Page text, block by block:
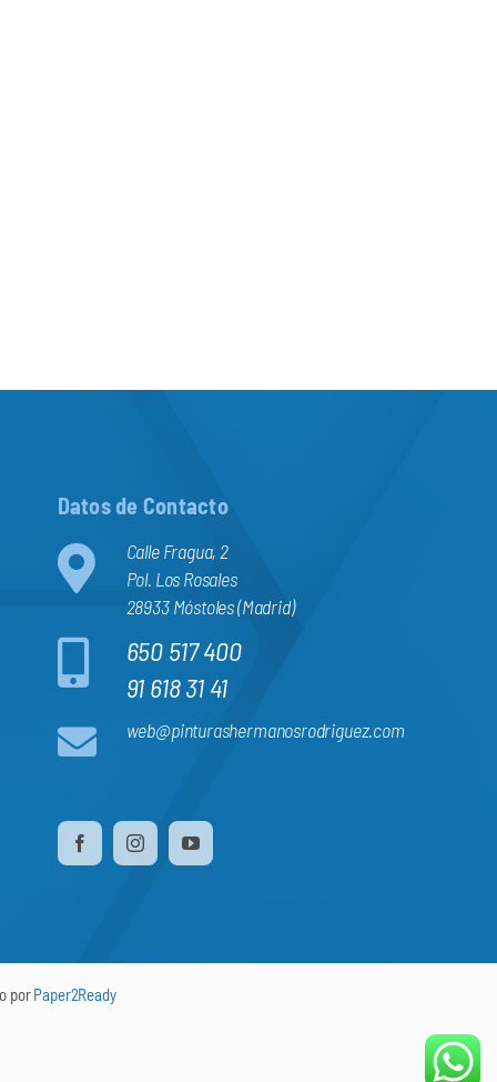
Datos de Contacto
Calle Fragua, 2
Pol. Los Rosales
28933 Móstoles (Madrid)
650 517 400
91 618 31 41
web@pinturashermanosrodriguez.com
porPaper2Ready